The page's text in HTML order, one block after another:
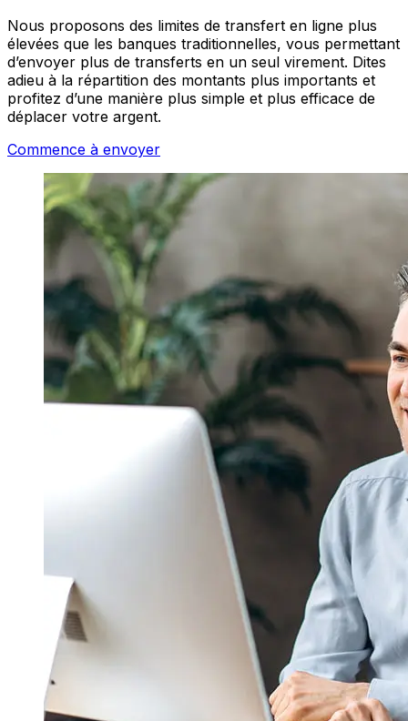
Nous proposons des limites de transfert en ligne plus
élevées que les banques traditionnelles, vous permettant
d’envoyer plus de transferts en un seul virement. Dites
adieu à la répartition des montants plus importants et
profitez d’une manière plus simple et plus efficace de
déplacer votre argent.
Commence à envoyer